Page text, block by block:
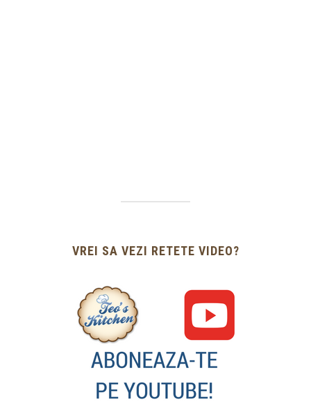
VREI SA VEZI RETETE VIDEO?